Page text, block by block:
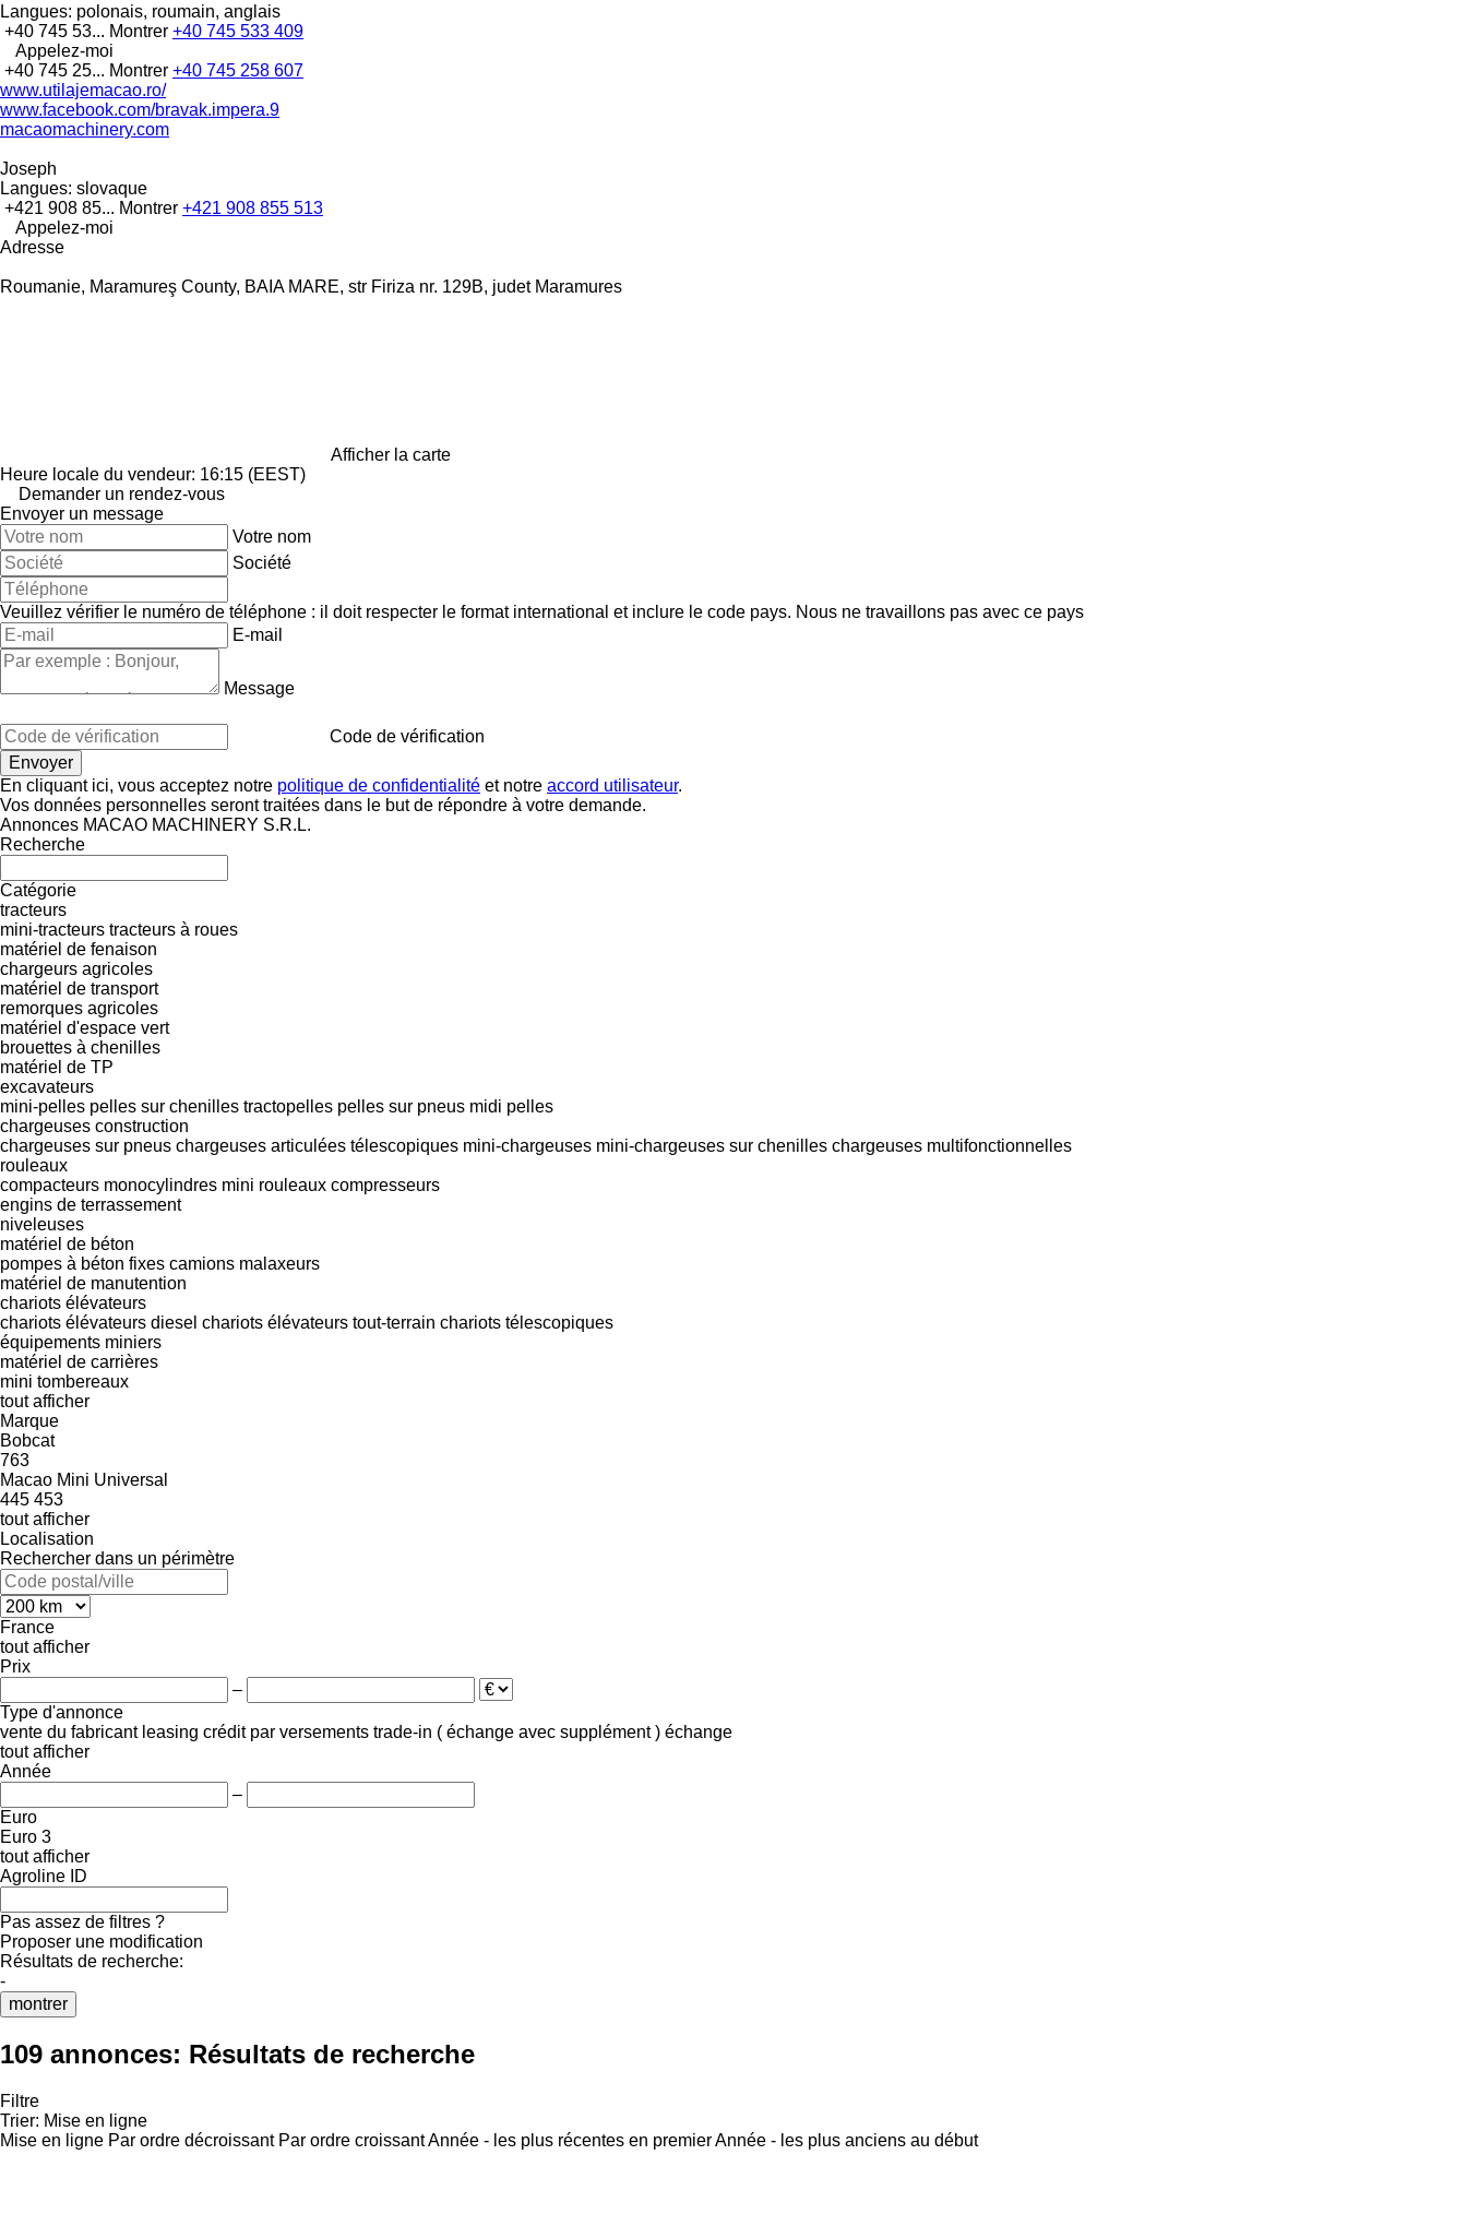
Langues: polonais, roumain, anglais
+40 745 53... Montrer +40 745 533 409
Appelez-moi
+40 745 25... Montrer +40 745 258 607
www.utilajemacao.ro/
www.facebook.com/bravak.impera.9
macaomachinery.com
Joseph
Langues: slovaque
+421 908 85... Montrer +421 908 855 513
Appelez-moi
Adresse
Roumanie, Maramureş County, BAIA MARE, str Firiza nr. 129B, judet Maramures
Afficher la carte
Heure locale du vendeur: 16:15 (EEST)
Demander un rendez-vous
Envoyer un message
Votre nom
Société
Veuillez vérifier le numéro de téléphone : il doit respecter le format international et inclure le code pays. Nous ne travaillons pas avec ce pays
E-mail
Message
Code de vérification
En cliquant ici, vous acceptez notre politique de confidentialité et notre accord utilisateur.
Vos données personnelles seront traitées dans le but de répondre à votre demande.
Annonces MACAO MACHINERY S.R.L.
Recherche
Catégorie
tracteurs
mini-tracteurs tracteurs à roues
matériel de fenaison
chargeurs agricoles
matériel de transport
remorques agricoles
matériel d'espace vert
brouettes à chenilles
matériel de TP
excavateurs
mini-pelles pelles sur chenilles tractopelles pelles sur pneus midi pelles
chargeuses construction
chargeuses sur pneus chargeuses articulées télescopiques mini-chargeuses mini-chargeuses sur chenilles chargeuses multifonctionnelles
rouleaux
compacteurs monocylindres mini rouleaux compresseurs
engins de terrassement
niveleuses
matériel de béton
pompes à béton fixes camions malaxeurs
matériel de manutention
chariots élévateurs
chariots élévateurs diesel chariots élévateurs tout-terrain chariots télescopiques
équipements miniers
matériel de carrières
mini tombereaux
tout afficher
Marque
Bobcat
763
Macao Mini Universal
445 453
tout afficher
Localisation
Rechercher dans un périmètre
France
tout afficher
Prix
–
Type d'annonce
vente du fabricant leasing crédit par versements trade-in ( échange avec supplément ) échange
tout afficher
Année
–
Euro
Euro 3
tout afficher
Agroline ID
Pas assez de filtres ?
Proposer une modification
Résultats de recherche:
-
montrer
109 annonces: Résultats de recherche
Filtre
Trier: Mise en ligne
Mise en ligne Par ordre décroissant Par ordre croissantAnnée - les plus récentes en premierAnnée - les plus anciens au début